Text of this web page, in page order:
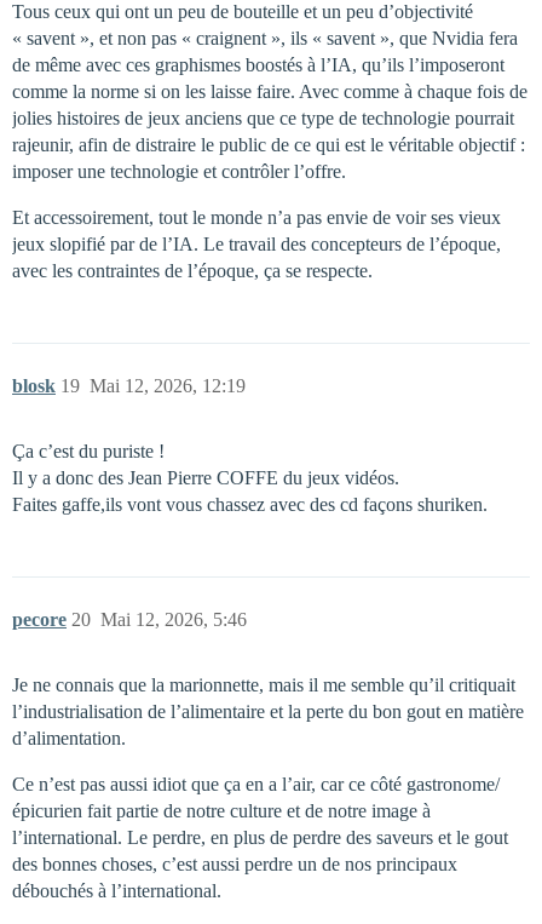
Tous ceux qui ont un peu de bouteille et un peu d’objectivité
« savent », et non pas « craignent », ils « savent », que Nvidia fera
de même avec ces graphismes boostés à l’IA, qu’ils l’imposeront
comme la norme si on les laisse faire. Avec comme à chaque fois de
jolies histoires de jeux anciens que ce type de technologie pourrait
rajeunir, afin de distraire le public de ce qui est le véritable objectif :
imposer une technologie et contrôler l’offre.
Et accessoirement, tout le monde n’a pas envie de voir ses vieux
jeux slopifié par de l’IA. Le travail des concepteurs de l’époque,
avec les contraintes de l’époque, ça se respecte.
blosk Mai 12, 2026, 12:19
19
Ça c’est du puriste !
Il y a donc des Jean Pierre COFFE du jeux vidéos.
Faites gaffe,ils vont vous chassez avec des cd façons shuriken.
pecore Mai 12, 2026, 5:46
20
Je ne connais que la marionnette, mais il me semble qu’il critiquait
l’industrialisation de l’alimentaire et la perte du bon gout en matière
d’alimentation.
Ce n’est pas aussi idiot que ça en a l’air, car ce côté gastronome/
épicurien fait partie de notre culture et de notre image à
l’international. Le perdre, en plus de perdre des saveurs et le gout
des bonnes choses, c’est aussi perdre un de nos principaux
débouchés à l’international.